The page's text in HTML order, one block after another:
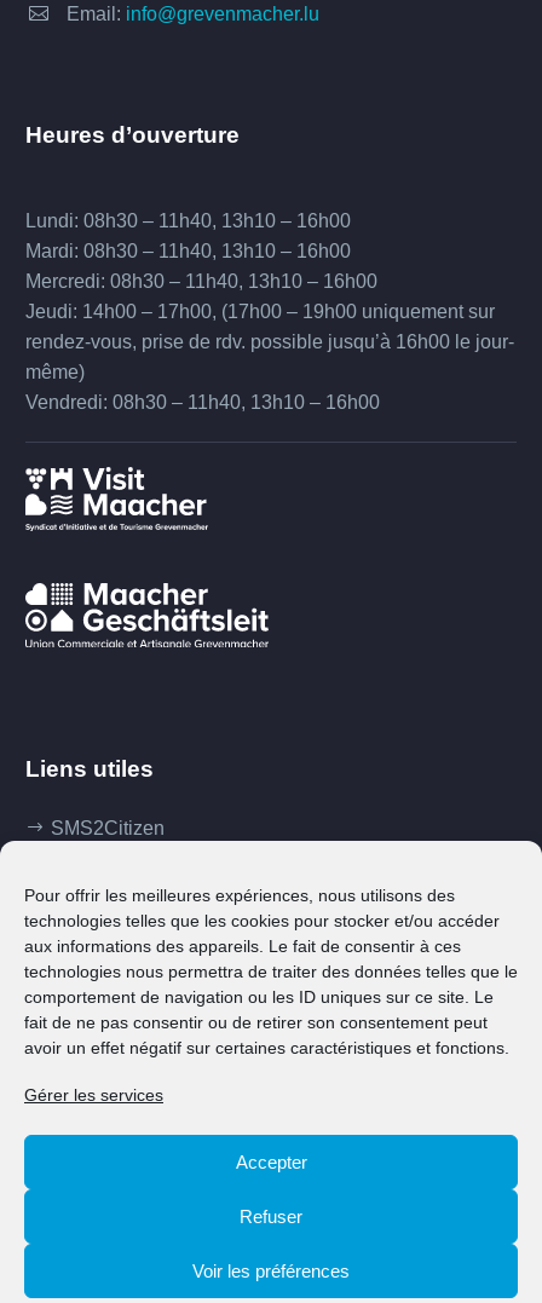
Pour offrir les meilleures expériences, nous utilisons des
technologies telles que les cookies pour stocker et/ou accéder
aux informations des appareils. Le fait de consentir à ces
technologies nous permettra de traiter des données telles que le
comportement de navigation ou les ID uniques sur ce site. Le
fait de ne pas consentir ou de retirer son consentement peut
avoir un effet négatif sur certaines caractéristiques et fonctions.
Gérer les services
Accepter
Refuser
Voir les préférences

 Email: info@grevenmacher.lu
Heures d’ouverture
Lundi: 08h30 – 11h40, 13h10 – 16h00
Mardi: 08h30 – 11h40, 13h10 – 16h00
Mercredi: 08h30 – 11h40, 13h10 – 16h00
Jeudi: 14h00 – 17h00, (17h00 – 19h00 uniquement sur
rendez-vous, prise de rdv. possible jusqu’à 16h00 le jour-
même)
Vendredi: 08h30 – 11h40, 13h10 – 16h00
Liens utiles
SMS2Citizen
Ma commune
Contact
© 2026 Ville de Grevenmacher
Notices légales
Politique de cookies (UE)